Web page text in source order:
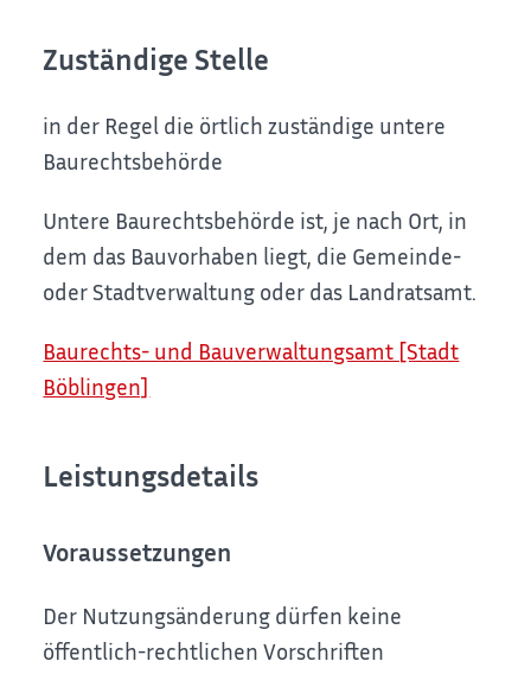
Zuständige Stelle
in der Regel die örtlich zuständige untere
Baurechtsbehörde
Untere Baurechtsbehörde ist, je nach Ort, in
dem das Bauvorhaben liegt, die Gemeinde-
oder Stadtverwaltung oder das Landratsamt.
Baurechts- und Bauverwaltungsamt [Stadt
Böblingen]
Leistungsdetails
Voraussetzungen
Der Nutzungsänderung dürfen keine
öffentlich-rechtlichen Vorschriften